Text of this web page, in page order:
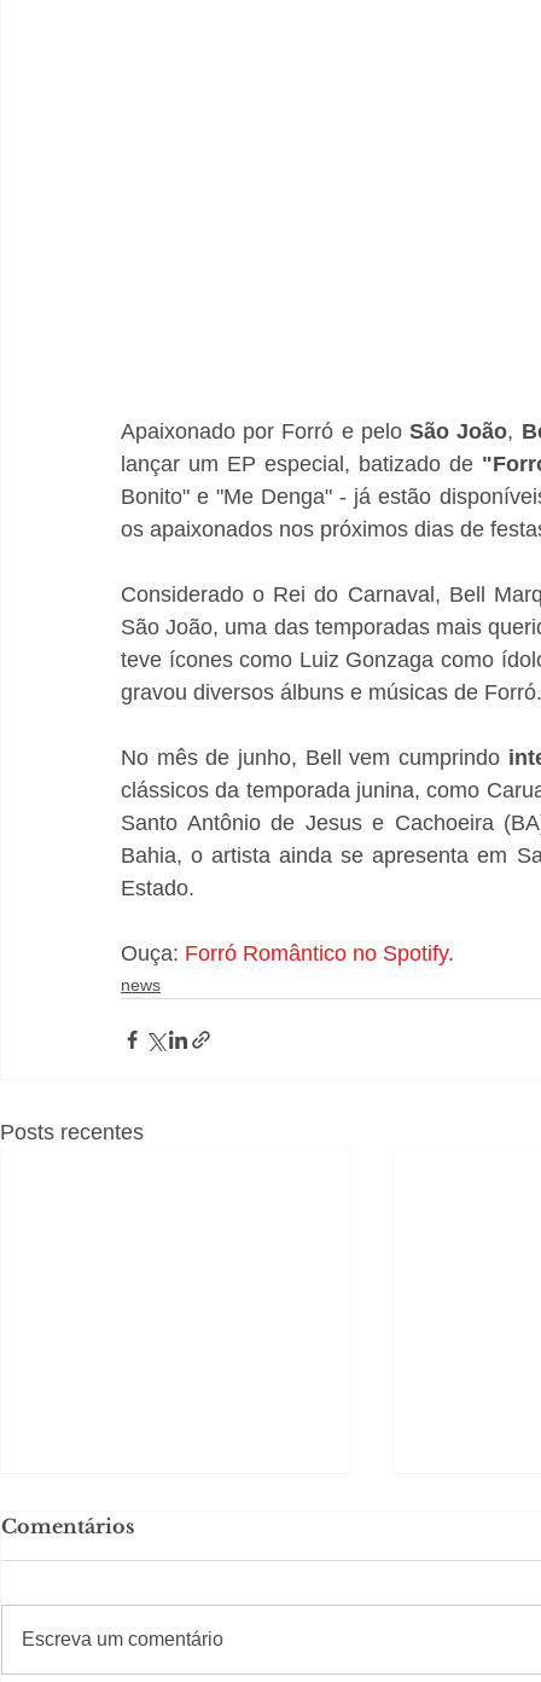
Apaixonado por Forró e pelo São João,
lançar um EP especial, batizado de
Bonito" e "Me Denga" - já estão
os apaixonados nos próximos dias de
Considerado o Rei do Carnaval, Bell
São João, uma das temporadas mais
teve ícones como Luiz Gonzaga como
gravou diversos álbuns e músicas de Forró.
No mês de junho, Bell vem cumprindo
clássicos da temporada junina, como
Santo Antônio de Jesus e Cachoeira
Bahia, o artista ainda se apresenta em
Estado.
Ouça: Forró Romântico no Spotify.
news
Posts recentes
Comentários
Escreva um comentário
#Sugestões